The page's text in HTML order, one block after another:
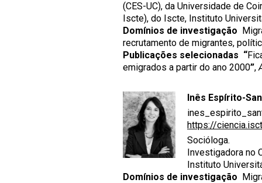
(CES-UC), da Universidade de
Iscte), do Iscte, Instituto
Domínios de investigação
recrutamento de migrantes,
Publicações selecionadas “
emigrados a partir do ano 2000”,
Inês Espírito-
https://
Socióloga.
Investigadora no
Instituto
Domínios de investigação